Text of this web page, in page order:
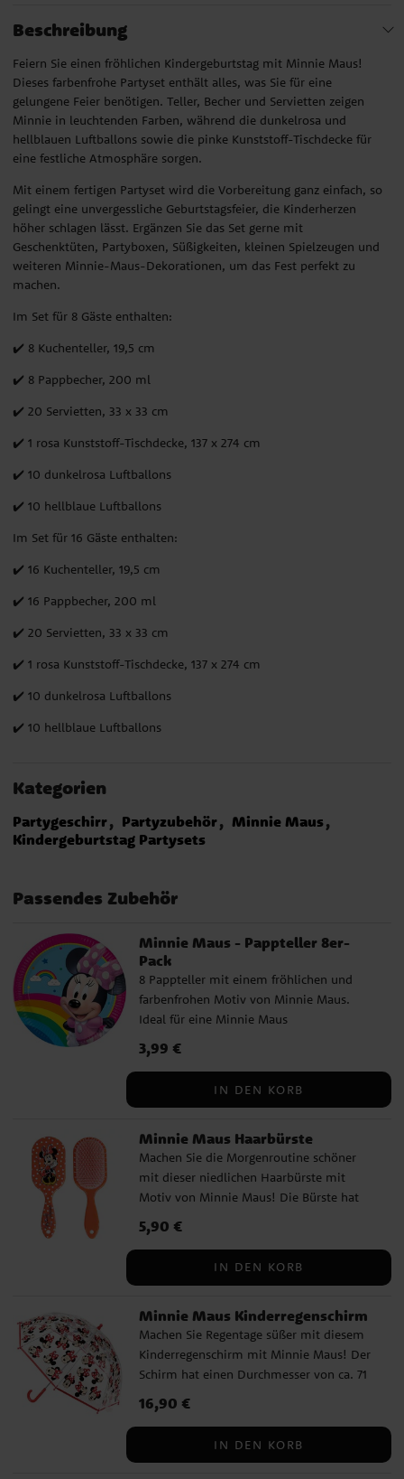
Beschreibung
Feiern Sie einen fröhlichen Kindergeburtstag mit Minnie Maus!
Dieses farbenfrohe Partyset enthält alles, was Sie für eine
gelungene Feier benötigen. Teller, Becher und Servietten zeigen
Minnie in leuchtenden Farben, während die dunkelrosa und
hellblauen Luftballons sowie die pinke Kunststoff-Tischdecke für
eine festliche Atmosphäre sorgen.
Mit einem fertigen Partyset wird die Vorbereitung ganz einfach, so
gelingt eine unvergessliche Geburtstagsfeier, die Kinderherzen
höher schlagen lässt. Ergänzen Sie das Set gerne mit
Geschenktüten, Partyboxen, Süßigkeiten, kleinen Spielzeugen und
weiteren Minnie-Maus-Dekorationen, um das Fest perfekt zu
machen.
Im Set für 8 Gäste enthalten:
✔️ 8 Kuchenteller, 19,5 cm
✔️ 8 Pappbecher, 200 ml
✔️ 20 Servietten, 33 x 33 cm
✔️ 1 rosa Kunststoff-Tischdecke, 137 x 274 cm
✔️ 10 dunkelrosa Luftballons
✔️ 10 hellblaue Luftballons
Im Set für 16 Gäste enthalten:
✔️ 16 Kuchenteller, 19,5 cm
✔️ 16 Pappbecher, 200 ml
✔️ 20 Servietten, 33 x 33 cm
✔️ 1 rosa Kunststoff-Tischdecke, 137 x 274 cm
✔️ 10 dunkelrosa Luftballons
✔️ 10 hellblaue Luftballons
Kategorien
Partygeschirr Partyzubehör
Minnie Maus
Kindergeburtstag Partysets
Passendes Zubehör
Minnie Maus - Pappteller 8er-
Pack
8 Pappteller mit einem fröhlichen und
farbenfrohen Motiv von Minnie Maus.
Ideal für eine Minnie Maus
gestaltete Tischdekoration. Die Teller
zertifiziertem Papier und haben einen
Preis :3,99 €
3,99 €
IN DEN KORB
Minnie Maus Haarbürste
Machen Sie die Morgenroutine schöner
mit dieser niedlichen Haarbürste mit
Motiv von Minnie Maus! Die Bürste hat
einen hübschen Druck von Minnie auf der
für das tägliche Bürsten. ✔️ Länge: ca. 22
lizenziertes Produkt
Preis :5,90 €
5,90 €
IN DEN KORB
Minnie Maus Kinderregenschirm
Machen Sie Regentage süßer mit diesem
Kinderregenschirm mit Minnie Maus! Der
Schirm hat einen Durchmesser von ca. 71
Fiberglas. Er verfügt über 8 Streben und
Design mit Minnie Maus macht den
Preis:16,90 €
16,90 €
IN DEN KORB